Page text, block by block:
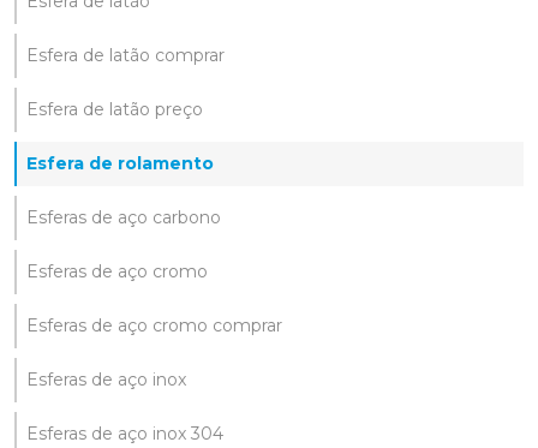
Esfera de latão comprar
Esfera de latão preço
Esfera de rolamento
Esferas de aço carbono
Esferas de aço cromo
Esferas de aço cromo comprar
Esferas de aço inox
Esferas de aço inox 304